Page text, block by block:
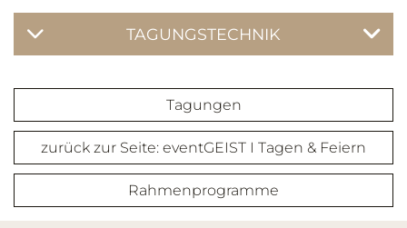
TAGUNGSTECHNIK
Tagungen
zurück zur Seite: eventGEIST I Tagen & Feiern
Rahmenprogramme